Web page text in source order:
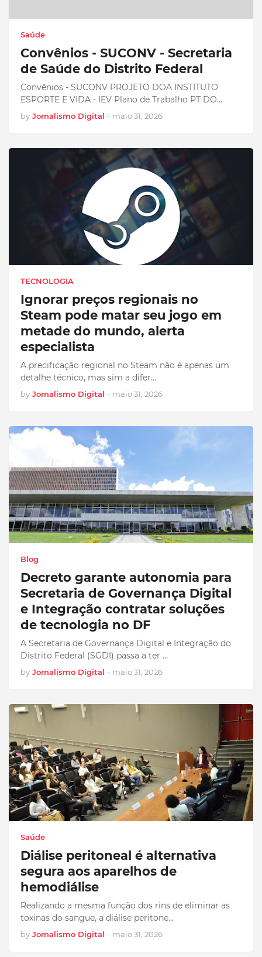
Saúde
Convênios - SUCONV - Secretaria
de Saúde do Distrito Federal
Convênios - SUCONV PROJETO DOA INSTITUTO
ESPORTE E VIDA - IEV Plano de Trabalho PT DO…
by Jornalismo Digital - maio 31, 2026
TECNOLOGIA
Ignorar preços regionais no
Steam pode matar seu jogo em
metade do mundo, alerta
especialista
A precificação regional no Steam não é apenas um
detalhe técnico, mas sim a difer…
by Jornalismo Digital - maio 31, 2026
Blog
Decreto garante autonomia para
Secretaria de Governança Digital
e Integração contratar soluções
de tecnologia no DF
A Secretaria de Governança Digital e Integração do
Distrito Federal (SGDI) passa a ter …
by Jornalismo Digital - maio 31, 2026
Saúde
Diálise peritoneal é alternativa
segura aos aparelhos de
hemodiálise
Realizando a mesma função dos rins de eliminar as
toxinas do sangue, a diálise peritone…
by Jornalismo Digital - maio 31, 2026